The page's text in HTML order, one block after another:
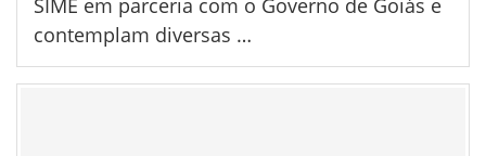
SIME em parceria com o Governo de Goiás e
contemplam diversas …